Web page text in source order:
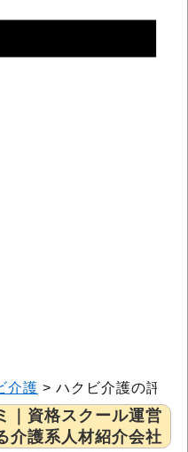
介護 > ハクビ介護の評判
｜資格スクール運営
介護系人材紹介会社